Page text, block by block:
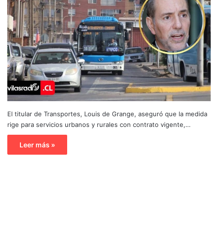
El titular de Transportes, Louis de Grange, aseguró que la medida
rige para servicios urbanos y rurales con contrato vigente,…
Leer más »